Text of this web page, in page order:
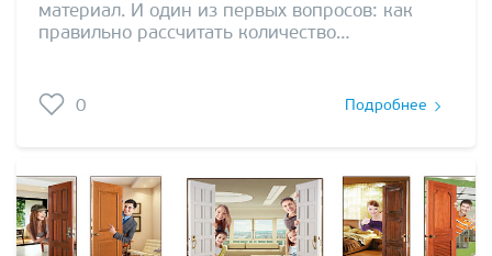
материал. И один из первых вопросов: как
правильно рассчитать количество…
0 Подробнее